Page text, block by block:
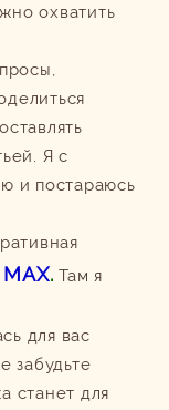
охватить
Я с
и постараюсь
MAX. Там я
для вас
забудьте
станет для